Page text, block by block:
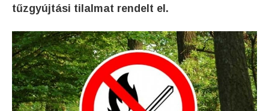
tűzgyújtási tilalmat rendelt el.